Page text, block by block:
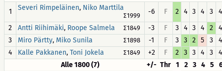
1
Severi Rimpeläinen, Niko Marttila
∑1999 -6 F 2 4 3 4 3
4
2
Antti Riihimäki, Roope Salmela ∑1849 -3 F 3 4 3 4 2
4
3
Miro Pärtty, Miko Sunila ∑1898 -1 F 3 3 2 5 3
4
4
Kalle Pakkanen, Toni Jokela ∑1849 +2 F 2 3 3 4 3
4
Alle 1800 (7)
+/- Thr 1 2 3 4 5